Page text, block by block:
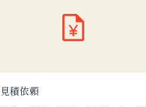
見積依頼